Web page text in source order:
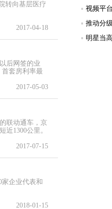
转向基层医疗
2017-04-18
后网签的业
套房利率最
2017-05-03
联动通车，京
1300公里。
2017-07-15
企业代表和
2018-01-15
视频平
推动分
明星当